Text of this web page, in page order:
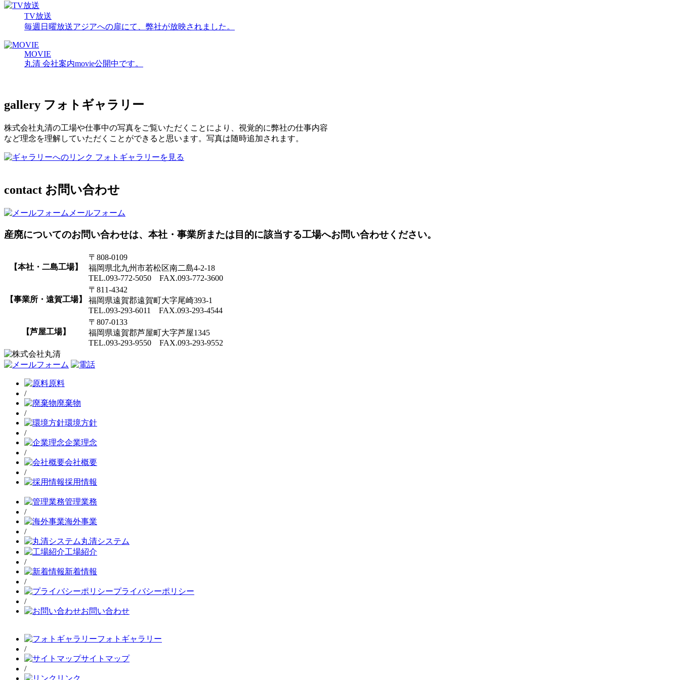
TV放送
毎週日曜放送アジアへの扉にて、弊社が放映されました。
MOVIE
丸清 会社案内movie公開中です。
gallery フォトギャラリー
株式会社丸清の工場や仕事中の写真をご覧いただくことにより、視覚的に弊社の仕事内容
など理念を理解していただくことができると思います。写真は随時追加されます。
フォトギャラリーを見る
contact お問い合わせ
メールフォーム
産廃についてのお問い合わせは、本社・事業所または目的に該当する工場へお問い合わせください。
【本社・二島工場】
〒808-0109
福岡県北九州市若松区南二島4-2-18
TEL.093-772-5050 FAX.093-772-3600
【事業所・遠賀工場】
〒811-4342
福岡県遠賀郡遠賀町大字尾崎393-1
TEL.093-293-6011 FAX.093-293-4544
【芦屋工場】
〒807-0133
福岡県遠賀郡芦屋町大字芦屋1345
TEL.093-293-9550 FAX.093-293-9552
原料
/
廃棄物
/
環境方針
/
企業理念
/
会社概要
/
採用情報
管理業務
/
海外事業
/
丸清システム
工場紹介
/
新着情報
/
プライバシーポリシー
/
お問い合わせ
フォトギャラリー
/
サイトマップ
/
リンク